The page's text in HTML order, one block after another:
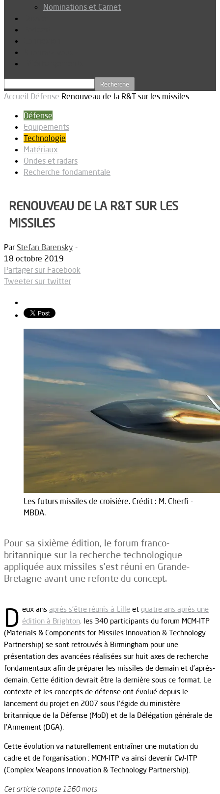
Nominations et Carnet
Accueil Défense Renouveau de la R&T sur les missiles
Défense
Equipements
Technologie
Matériaux
Ondes et radars
Recherche fondamentale
RENOUVEAU DE LA R&T SUR LES
MISSILES
Par Stefan Barensky -
18 octobre 2019
Partager sur Facebook
Tweeter sur twitter
Les futurs missiles de croisière. Crédit : M. Cherfi -
MBDA.
Pour sa sixième édition, le forum franco-
britannique sur la recherche technologique
appliquée aux missiles s’est réuni en Grande-
Bretagne avant une refonte du concept.
D eux ans après s’être réunis à Lilleet quatre ans après une
édition à Brighton,les 340 participants du forum MCM-ITP
(Materials & Components for Missiles Innovation & Technology
Partnership) se sont retrouvés à Birmingham pour une
présentation des avancées réalisées sur huit axes de recherche
fondamentaux afin de préparer les missiles de demain et d’après-
demain. Cette édition devrait être la dernière sous ce format. Le
contexte et les concepts de défense ont évolué depuis le
lancement du projet en 2007 sous l’égide du ministère
britannique de la Défense (MoD) et de la Délégation générale de
l’Armement (DGA).
Cette évolution va naturellement entraîner une mutation du
cadre et de l’organisation : MCM-ITP va ainsi devenir CW-ITP
(Complex Weapons Innovation & Technology Partnership).
Cet article compte 1260 mots.